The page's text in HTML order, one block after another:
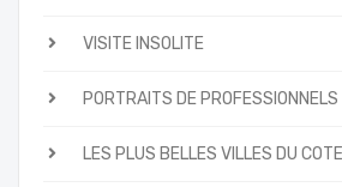
VISITE INSOLITE
PORTRAITS DE PROFESSIONNELS
LES PLUS BELLES VILLES DU